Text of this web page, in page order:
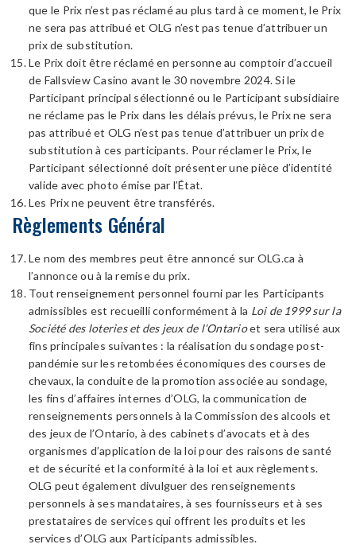
que le Prix n’est pas réclamé au plus tard à ce moment, le Prix
ne sera pas attribué et OLG n’est pas tenue d’attribuer un
prix de substitution.
Le Prix doit être réclamé en personne au comptoir d’accueil
de Fallsview Casino avant le 30 novembre 2024. Si le
Participant principal sélectionné ou le Participant subsidiaire
ne réclame pas le Prix dans les délais prévus, le Prix ne sera
pas attribué et OLG n’est pas tenue d’attribuer un prix de
substitution à ces participants. Pour réclamer le Prix, le
Participant sélectionné doit présenter une pièce d’identité
valide avec photo émise par l’État.
Les Prix ne peuvent être transférés.
Règlements Général
Le nom des membres peut être annoncé sur OLG.ca à
l’annonce ou à la remise du prix.
Tout renseignement personnel fourni par les Participants
admissibles est recueilli conformément à la Loi de 1999 sur la
Société des loteries et des jeux de l’Ontarioet sera utilisé aux
fins principales suivantes : la réalisation du sondage post-
pandémie sur les retombées économiques des courses de
chevaux, la conduite de la promotion associée au sondage,
les fins d’affaires internes d’OLG, la communication de
renseignements personnels à la Commission des alcools et
des jeux de l’Ontario, à des cabinets d’avocats et à des
organismes d’application de la loi pour des raisons de santé
et de sécurité et la conformité à la loi et aux règlements.
OLG peut également divulguer des renseignements
personnels à ses mandataires, à ses fournisseurs et à ses
prestataires de services qui offrent les produits et les
services d’OLG aux Participants admissibles.